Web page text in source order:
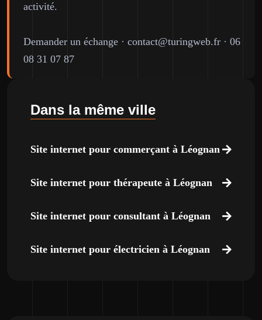
activité.
Demander un échange · contact@turingweb.fr · 06
08 31 07 87
Dans la même ville
Site internet pour commerçant à Léognan
Site internet pour thérapeute à Léognan
Site internet pour consultant à Léognan
Site internet pour électricien à Léognan